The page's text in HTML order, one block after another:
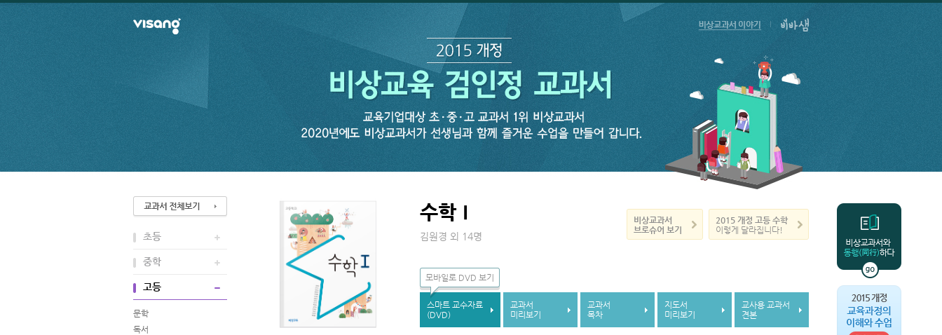
초등
중학
고등
문학
독서
수학Ⅰ
김원경 외 14명
스마트 교수자료
(DVD)
모바일로 DVD 보기
교과서
미리보기
교과서
목차
지도서
미리보기
교사용 교과서
견본
비상교과서
브로슈어 보기
2015 개정 고등 수학
이렇게 달라집니다!